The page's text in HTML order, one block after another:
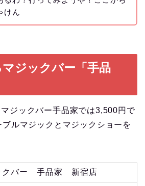
けん
ジックバー「手品
ジックバー手品家では3,500円で
ルマジックとマジックショーを
クバー 手品家 新宿店